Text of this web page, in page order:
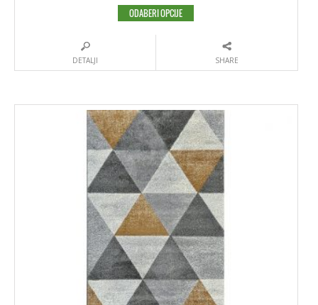
ODABERI OPCIJE
DETALJI SHARE